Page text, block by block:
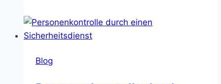
Blog